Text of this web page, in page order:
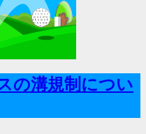
の溝規制につい